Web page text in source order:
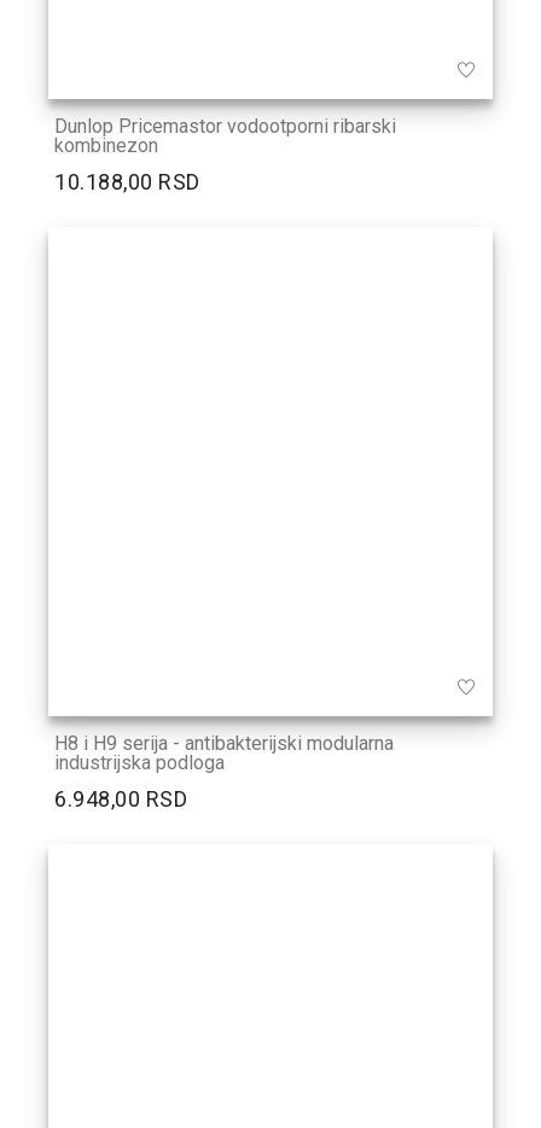
Dunlop Pricemastor vodootporni ribarski
kombinezon
10.188,00 RSD
H8 i H9 serija - antibakterijski modularna
industrijska podloga
6.948,00 RSD